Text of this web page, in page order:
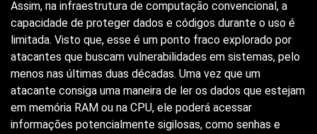
Assim, na infraestrutura de computação convencional, a
capacidade de proteger dados e códigos durante o uso é
limitada. Visto que, esse é um ponto fraco explorado por
atacantes que buscam vulnerabilidades em sistemas, pelo
menos nas últimas duas décadas. Uma vez que um
atacante consiga uma maneira de ler os dados que estejam
em memória RAM ou na CPU, ele poderá acessar
informações potencialmente sigilosas, como senhas e